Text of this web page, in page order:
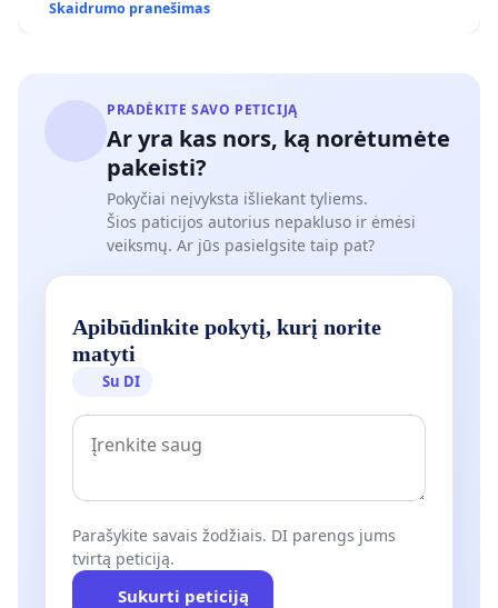
Skaidrumo pranešimas
PRADĖKITE SAVO PETICIJĄ
Ar yra kas nors, ką norėtumėte
pakeisti?
Pokyčiai neįvyksta išliekant tyliems.
Šios paticijos autorius nepakluso ir ėmėsi
veiksmų. Ar jūs pasielgsite taip pat?
Apibūdinkite pokytį, kurį norite
matyti
Su DI
Parašykite savais žodžiais. DI parengs jums
tvirtą peticiją.
Sukurti peticiją